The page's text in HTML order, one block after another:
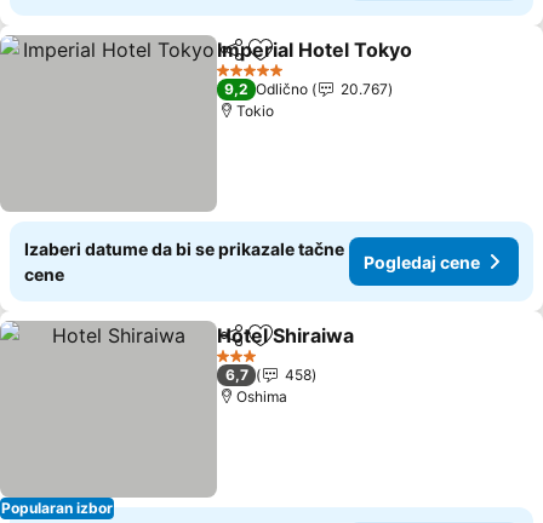
Deli Dodati u favorite
Imperial Hotel Tokyo
5 Zvezdice
9,2 Odlično
20.767
Tokio
Izaberi datume da bi se prikazale tačne
cene
Pogledaj cene
Popularan izbor
Deli Dodati u favorite
Hotel Shiraiwa
3 Zvezdice
6,7
458
Oshima